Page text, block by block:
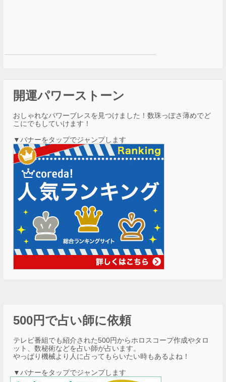
開運パワーストーン
おしゃれなパワーブレスを見つけました！数珠っぽさ薄めでど
こにでもしていけます！
▼バナーをタップでジャンプします
500円で占い師に依頼
テレビ番組でも紹介された500円からホロスコープ作成やタロ
ット、数秘術などを占い師が占います。
やっぱり機械より人に占ってもらいたい時もあるよね！
▼バナーをタップでジャンプします